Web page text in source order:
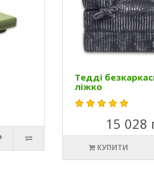
Тедді
ліжко
15 028
КУПИТИ